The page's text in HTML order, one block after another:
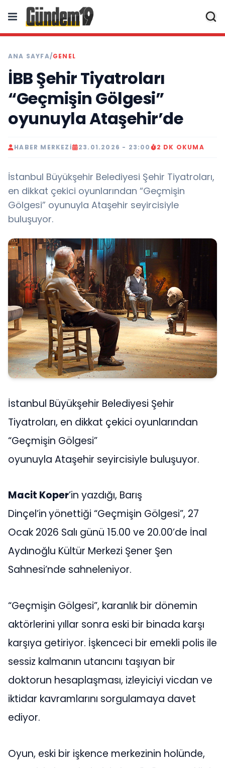
ANA SAYFA/GENEL
İBB Şehir Tiyatroları
“Geçmişin Gölgesi”
oyunuyla Ataşehir’de
HABER MERKEZI 23.01.2026 - 23:00 2 DK OKUMA
İstanbul Büyükşehir Belediyesi Şehir Tiyatroları,
en dikkat çekici oyunlarından “Geçmişin
Gölgesi” oyunuyla Ataşehir seyircisiyle
buluşuyor.
İstanbul Büyükşehir Belediyesi Şehir
Tiyatroları, en dikkat çekici oyunlarından
“Geçmişin Gölgesi”
oyunuyla Ataşehir seyircisiyle buluşuyor.
Macit Koper’in yazdığı, Barış
Dinçel’inyönettiği “Geçmişin Gölgesi”, 27
Ocak 2026 Salı günü 15.00 ve 20.00’de İnal
Aydınoğlu Kültür Merkezi Şener Şen
Sahnesi’nde sahneleniyor.
“Geçmişin Gölgesi”, karanlık bir dönemin
aktörlerini yıllar sonra eski bir binada karşı
karşıya getiriyor. İşkenceci bir emekli polis ile
sessiz kalmanın utancını taşıyan bir
doktorun hesaplaşması, izleyiciyi vicdan ve
iktidar kavramlarını sorgulamaya davet
ediyor.
Oyun, eski bir işkence merkezinin holünde,